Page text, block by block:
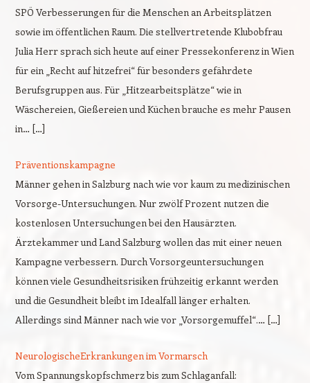
SPÖ Verbesserungen für die Menschen an Arbeitsplätzen
sowie im öffentlichen Raum. Die stellvertretende Klubobfrau
Julia Herr sprach sich heute auf einer Pressekonferenz in Wien
für ein „Recht auf hitzefrei“ für besonders gefährdete
Berufsgruppen aus. Für „Hitzearbeitsplätze“ wie in
Wäschereien, Gießereien und Küchen brauche es mehr Pausen
in… […]
Präventionskampagne
Männer gehen in Salzburg nach wie vor kaum zu medizinischen
Vorsorge-Untersuchungen. Nur zwölf Prozent nutzen die
kostenlosen Untersuchungen bei den Hausärzten.
Ärztekammer und Land Salzburg wollen das mit einer neuen
Kampagne verbessern. Durch Vorsorgeuntersuchungen
können viele Gesundheitsrisiken frühzeitig erkannt werden
und die Gesundheit bleibt im Idealfall länger erhalten.
Allerdings sind Männer nach wie vor „Vorsorgemuffel“.… […]
NeurologischeErkrankungen im Vormarsch
Vom Spannungskopfschmerz bis zum Schlaganfall: